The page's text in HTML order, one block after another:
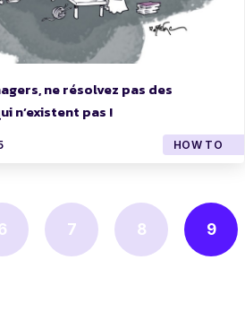
ne résolvez pas des
n’existent pas !
HOW TO
7 8 9